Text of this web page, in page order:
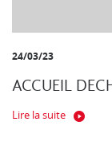
24/03/23
ACCUEIL
Lire la suite